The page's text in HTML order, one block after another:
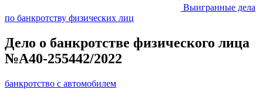
Выигранные дела
по банкротству физических лиц
Дело о банкротстве физического лица
№А40-255442/2022
банкротство с автомобилем